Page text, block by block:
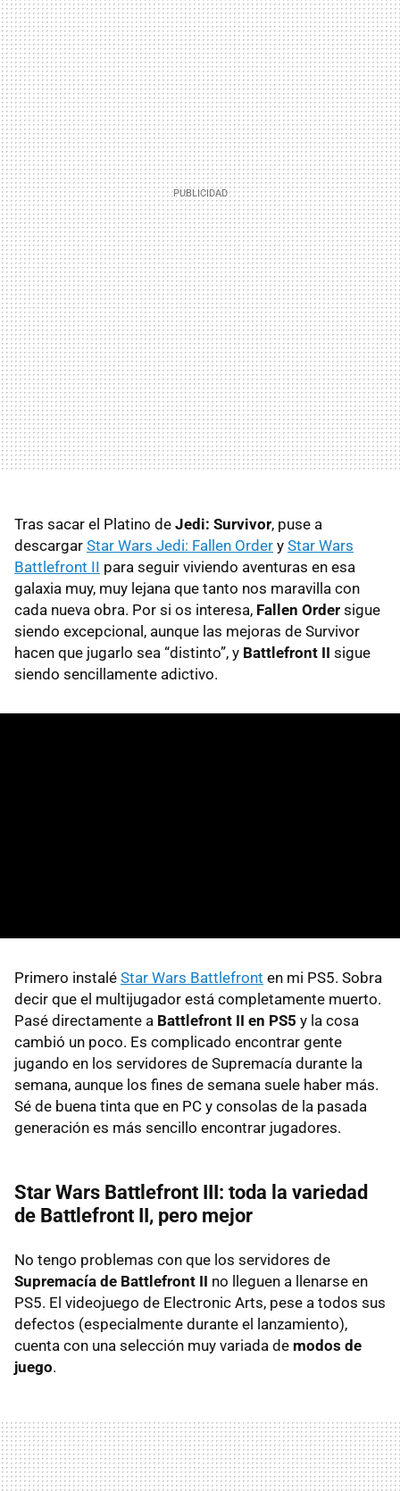
Tras sacar el Platino de Jedi: Survivor, puse a
descargar Star Wars Jedi: Fallen Order y Star Wars
Battlefront II para seguir viviendo aventuras en esa
galaxia muy, muy lejana que tanto nos maravilla con
cada nueva obra. Por si os interesa, Fallen Order sigue
siendo excepcional, aunque las mejoras de Survivor
hacen que jugarlo sea “distinto”, y Battlefront II sigue
siendo sencillamente adictivo.
Primero instalé Star Wars Battlefront en mi PS5. Sobra
decir que el multijugador está completamente muerto.
Pasé directamente a Battlefront II en PS5 y la cosa
cambió un poco. Es complicado encontrar gente
jugando en los servidores de Supremacía durante la
semana, aunque los fines de semana suele haber más.
Sé de buena tinta que en PC y consolas de la pasada
generación es más sencillo encontrar jugadores.
Star Wars Battlefront III: toda la variedad
de Battlefront II, pero mejor
No tengo problemas con que los servidores de
Supremacía de Battlefront II no lleguen a llenarse en
PS5. El videojuego de Electronic Arts, pese a todos sus
defectos (especialmente durante el lanzamiento),
cuenta con una selección muy variada de modos de
juego.